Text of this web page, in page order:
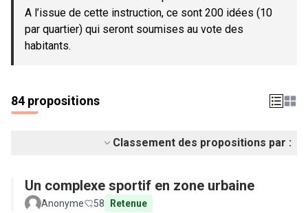
A l’issue de cette instruction, ce sont 200 idées (10
par quartier) qui seront soumises au vote des
habitants.
84 propositions
Classement des propositions par :
Un complexe sportif en zone urbaine
Anonyme 58 Retenue